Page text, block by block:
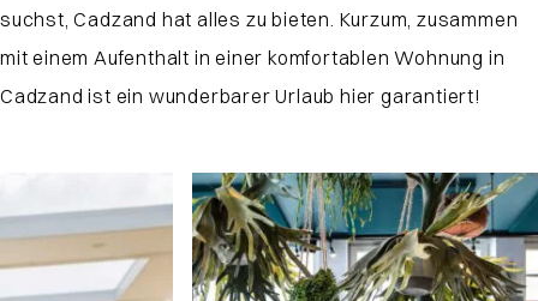
suchst, Cadzand hat alles zu bieten. Kurzum, zusammen
mit einem Aufenthalt in einer komfortablen Wohnung in
Cadzand ist ein wunderbarer Urlaub hier garantiert!